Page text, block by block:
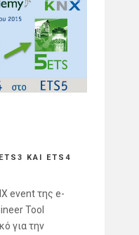
ΚΑΙ ETS4
event της e-
Tool
για την